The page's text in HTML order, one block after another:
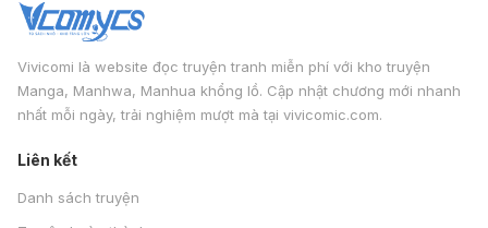
Vivicomi là website đọc truyện tranh miễn phí với kho truyện
Manga, Manhwa, Manhua khổng lồ. Cập nhật chương mới nhanh
nhất mỗi ngày, trải nghiệm mượt mà tại vivicomic.com.
Liên kết
Danh sách truyện